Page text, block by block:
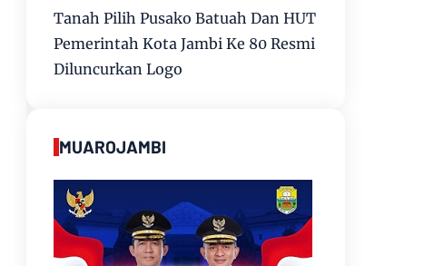
Tanah Pilih Pusako Batuah Dan HUT
Pemerintah Kota Jambi Ke 80 Resmi
Diluncurkan Logo
MUAROJAMBI